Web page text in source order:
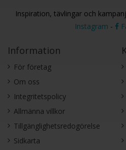
Inspiration, tävlingar och
Instagram -
Information
För företag
Om oss
Integritetspolicy
Allmänna villkor
Tillgänglighetsredogörelse
Sidkarta